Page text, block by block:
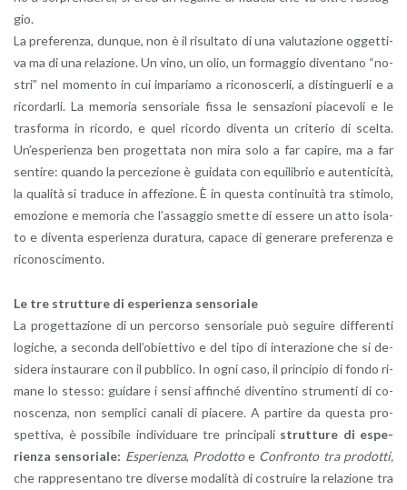
gio.
La pre­fe­ren­za, dun­que, non è il ri­sul­ta­to di una va­lu­ta­zio­ne og­get­ti­
va ma di una re­la­zio­ne. Un vino, un olio, un for­mag­gio di­ven­ta­no “no­
stri” nel mo­men­to in cui im­pa­ria­mo a ri­co­no­scer­li, a di­stin­guer­li e a
ri­cor­dar­li. La me­mo­ria sen­so­ria­le fissa le sen­sa­zio­ni pia­ce­vo­li e le
tra­sfor­ma in ri­cor­do, e quel ri­cor­do di­ven­ta un cri­te­rio di scel­ta.
Un’e­spe­rien­za ben pro­get­ta­ta non mira solo a far ca­pi­re, ma a far
sen­ti­re: quan­do la per­ce­zio­ne è gui­da­ta con equi­li­brio e au­ten­ti­ci­tà,
la qua­li­tà si tra­du­ce in af­fe­zio­ne. È in que­sta con­ti­nui­tà tra sti­mo­lo,
emo­zio­ne e me­mo­ria che l’as­sag­gio smet­te di es­se­re un atto iso­la­
to e di­ven­ta espe­rien­za du­ra­tu­ra, ca­pa­ce di ge­ne­ra­re pre­fe­ren­za e
ri­co­no­sci­men­to.
Le tre strut­tu­re di espe­rien­za sen­so­ria­le
La pro­get­ta­zio­ne di un per­cor­so sen­so­ria­le può se­gui­re dif­fe­ren­ti
lo­gi­che, a se­con­da del­l’o­biet­ti­vo e del tipo di in­te­ra­zio­ne che si de­
si­de­ra in­stau­ra­re con il pub­bli­co. In ogni caso, il prin­ci­pio di fondo ri­
ma­ne lo stes­so: gui­da­re i sensi af­fin­ché di­ven­ti­no stru­men­ti di co­
no­scen­za, non sem­pli­ci ca­na­li di pia­ce­re. A par­ti­re da que­sta pro­
spet­ti­va, è pos­si­bi­le in­di­vi­dua­re tre prin­ci­pa­li strut­tu­re di espe­
rien­za sen­so­ria­le: Espe­rien­za, Pro­dot­toe Con­fron­to tra pro­dot­ti,
che rap­pre­sen­ta­no tre di­ver­se mo­da­li­tà di co­strui­re la re­la­zio­ne tra